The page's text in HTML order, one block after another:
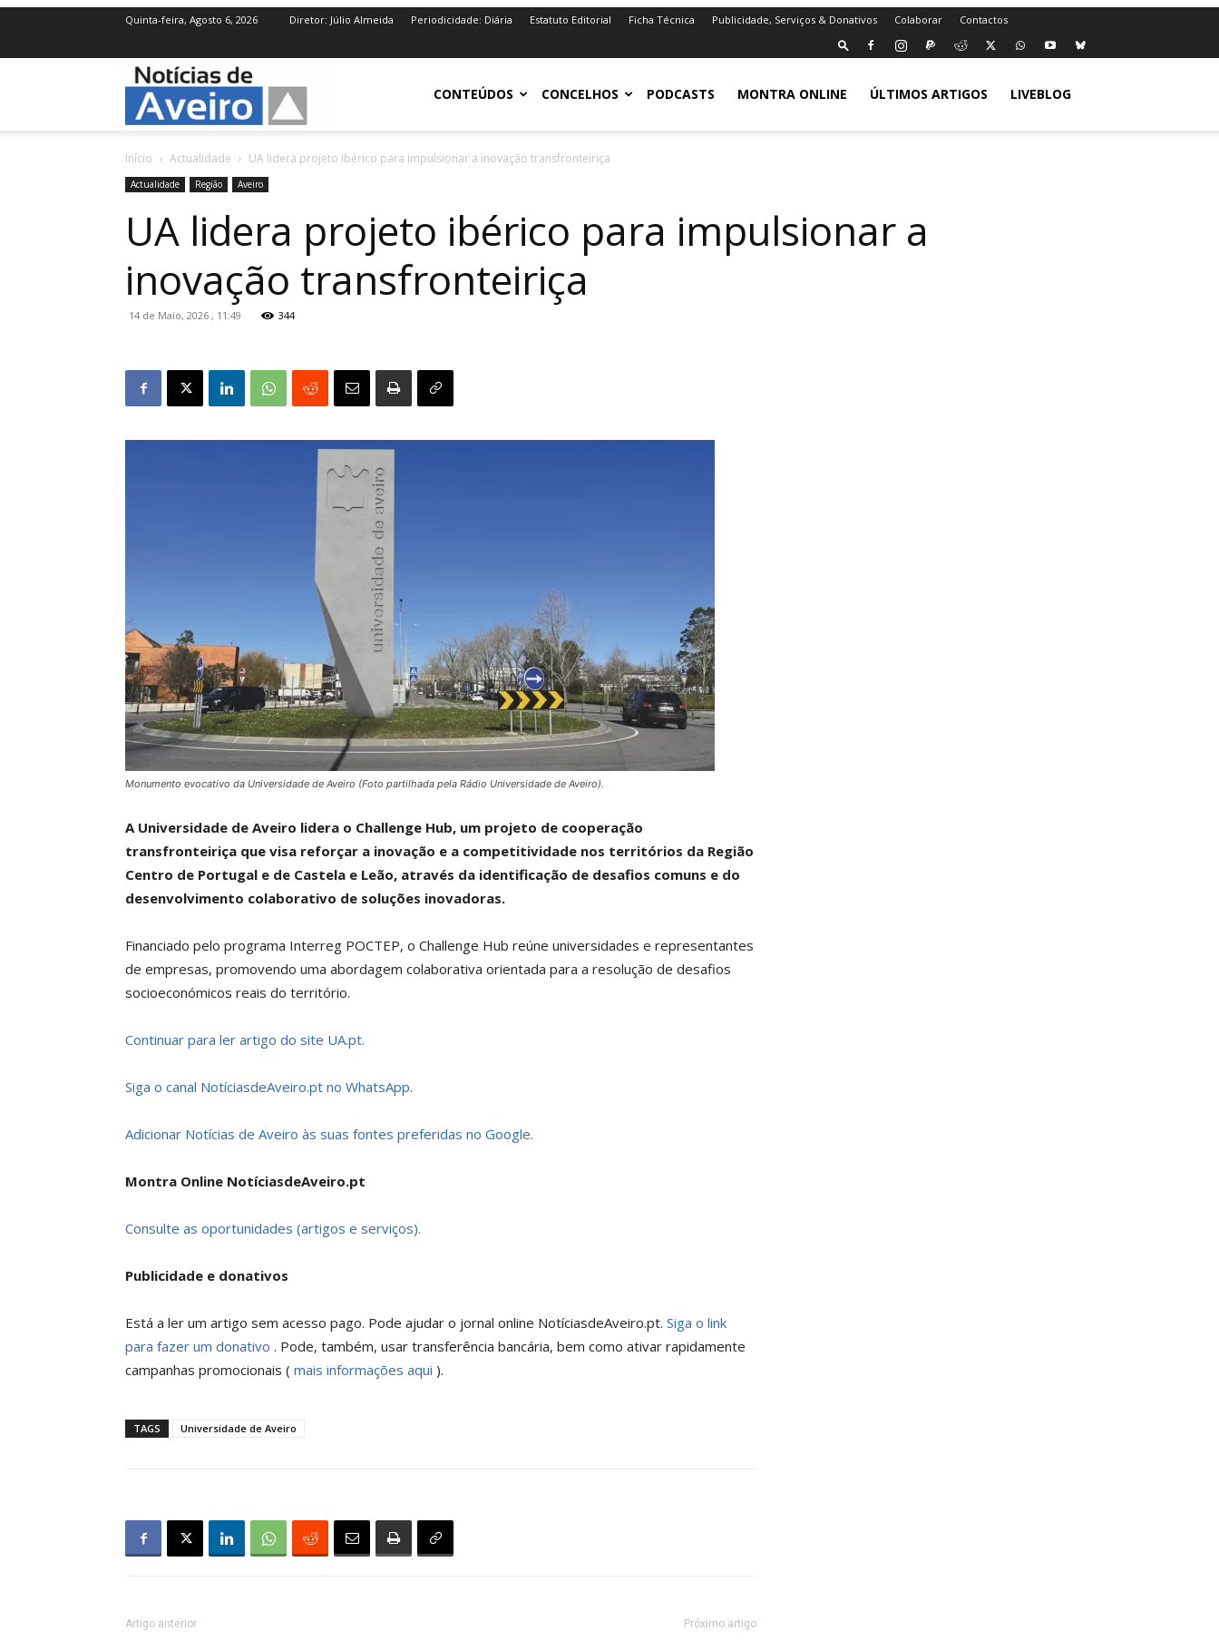
Quinta-feira, Agosto 6, 2026 Diretor: Júlio Almeida Periodicidade: Diária Estatuto Editorial Ficha Técnica Publicidade, Serviços & Donativos Colaborar Contactos
NotíciasdeAveiro.ptCONTEÚDOS CONCELHOS PODCASTS MONTRA ONLINE ÚLTIMOS ARTIGOS LIVEBLOG
Início Actualidade UA lidera projeto ibérico para impulsionar a inovação transfronteiriça
Actualidade Região Aveiro
UA lidera projeto ibérico para impulsionar a
inovação transfronteiriça
14 de Maio, 2026 , 11:49 344
Monumento evocativo da Universidade de Aveiro (Foto partilhada pela Rádio Universidade de Aveiro).
A Universidade de Aveiro lidera o Challenge Hub, um projeto de cooperação
transfronteiriça que visa reforçar a inovação e a competitividade nos territórios da Região
Centro de Portugal e de Castela e Leão, através da identificação de desafios comuns e do
desenvolvimento colaborativo de soluções inovadoras.
Financiado pelo programa Interreg POCTEP, o Challenge Hub reúne universidades e representantes
de empresas, promovendo uma abordagem colaborativa orientada para a resolução de desafios
socioeconómicos reais do território.
Continuar para ler artigo do site UA.pt.
Siga o canal NotíciasdeAveiro.pt no WhatsApp.
Adicionar Notícias de Aveiro às suas fontes preferidas no Google.
Montra Online NotíciasdeAveiro.pt
Consulte as oportunidades (artigos e serviços).
Publicidade e donativos
Está a ler um artigo sem acesso pago. Pode ajudar o jornal online NotíciasdeAveiro.pt. Siga o link
para fazer um donativo . Pode, também, usar transferência bancária, bem como ativar rapidamente
campanhas promocionais ( mais informações aqui ).
TAGS Universidade de Aveiro
Artigo anterior Próximo artigo